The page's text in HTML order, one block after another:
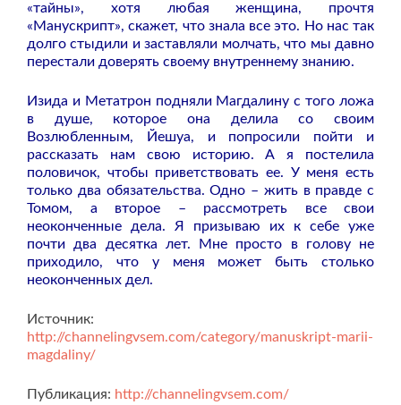
«тайны», хотя любая женщина, прочтя
«Манускрипт», скажет, что знала все это. Но нас так
долго стыдили и заставляли молчать, что мы давно
перестали доверять своему внутреннему знанию.
Изида и Метатрон подняли Магдалину с того ложа
в душе, которое она делила со своим
Возлюбленным, Йешуа, и попросили пойти и
рассказать нам свою историю. А я постелила
половичок, чтобы приветствовать ее. У меня есть
только два обязательства. Одно – жить в правде с
Томом, а второе – рассмотреть все свои
неоконченные дела. Я призываю их к себе уже
почти два десятка лет. Мне просто в голову не
приходило, что у меня может быть столько
неоконченных дел.
Источник:
http://channelingvsem.com/category/manuskript-marii-
magdaliny/
Публикация: http://channelingvsem.com/